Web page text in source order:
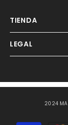
TIENDA
LEGAL
2024